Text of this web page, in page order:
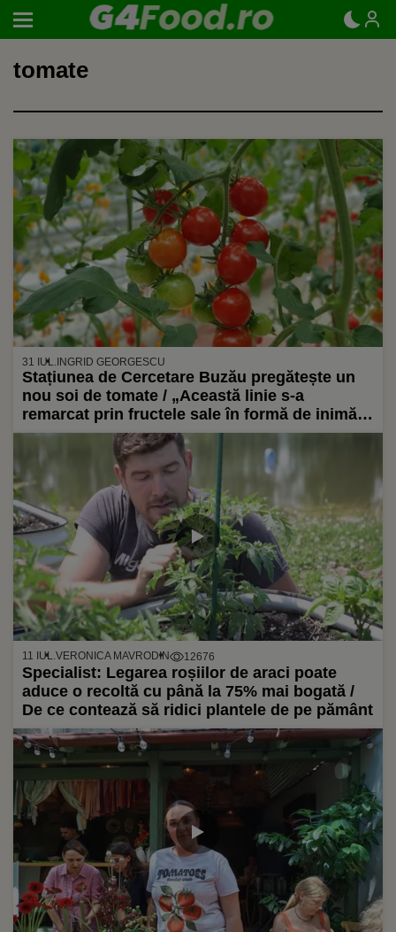
tomate
31 IUL. INGRID GEORGESCU
Stațiunea de Cercetare Buzău pregătește un
nou soi de tomate / „Această linie s-a
remarcat prin fructele sale în formă de inimă,
cu striații spectaculoase pe fond brun-roșiatic
și pulpă cărnoasă”
11 IUL.VERONICA MAVRODIN 12676
Specialist: Legarea roșiilor de araci poate
aduce o recoltă cu până la 75% mai bogată /
De ce contează să ridici plantele de pe pământ